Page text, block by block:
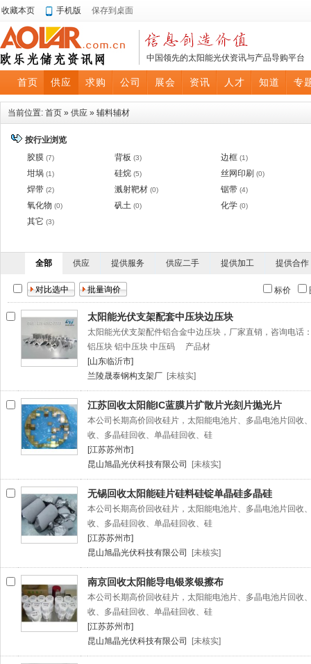
收藏本页 手机版 保存到桌面
中国领先的太阳能光伏资讯与产品导购平台
首页 供应 求购 公司 展会 资讯 人才 知道 专
当前位置: 首页 » 供应 » 辅料辅材
按行业浏览
胶膜 (7) 背板 (3) 边框 (1)
坩埚 (1) 硅烷 (5) 丝网印刷 (0)
焊带 (2) 溅射靶材 (0) 锯带 (4)
氧化物 (0) 矾土 (0) 化学 (0)
其它 (3)
全部 供应 提供服务 供应二手 提供加工 提供合作
标价
太阳能光伏支架配套中压块边压块
太阳能光伏支架配件铝合金中边压块，厂家直销，咨询电
铝压块 铝中压块 中压码 产品材
[山东临沂市]
兰陵晟泰钢构支架厂 [未核实]
江苏回收太阳能IC蓝膜片扩散片光刻片抛光片
本公司长期高价回收硅片，太阳能电池片、多晶电池片回收
收、多晶硅回收、单晶硅回收、硅
[江苏苏州市]
昆山旭晶光伏科技有限公司
[未核实]
无锡回收太阳能硅片硅料硅锭单晶硅多晶硅
本公司长期高价回收硅片，太阳能电池片、多晶电池片回收
收、多晶硅回收、单晶硅回收、硅
[江苏苏州市]
昆山旭晶光伏科技有限公司
[未核实]
南京回收太阳能导电银浆银擦布
本公司长期高价回收硅片，太阳能电池片、多晶电池片回收
收、多晶硅回收、单晶硅回收、硅
[江苏苏州市]
昆山旭晶光伏科技有限公司
[未核实]